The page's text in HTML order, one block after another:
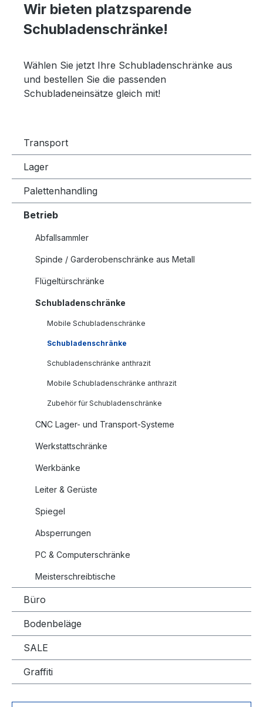
Wir bieten platzsparende
Schubladenschränke!
Wählen Sie jetzt Ihre Schubladenschränke aus
und bestellen Sie die passenden
Schubladeneinsätze gleich mit!
Transport
Lager
Palettenhandling
Betrieb
Abfallsammler
Spinde / Garderobenschränke aus Metall
Flügeltürschränke
Schubladenschränke
Mobile Schubladenschränke
Schubladenschränke
Schubladenschränke anthrazit
Mobile Schubladenschränke anthrazit
Zubehör für Schubladenschränke
CNC Lager- und Transport-Systeme
Werkstattschränke
Werkbänke
Leiter & Gerüste
Spiegel
Absperrungen
PC & Computerschränke
Meisterschreibtische
Büro
Bodenbeläge
SALE
Graffiti